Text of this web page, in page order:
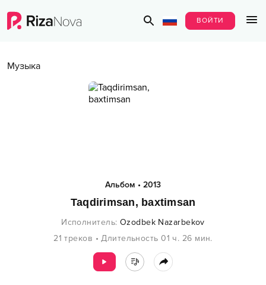
ВОЙТИ
Музыка
Альбом • 2013
Taqdirimsan, baxtimsan
Исполнитель: Ozodbek Nazarbekov
21 треков •Длительность 01 ч. 26 мин.